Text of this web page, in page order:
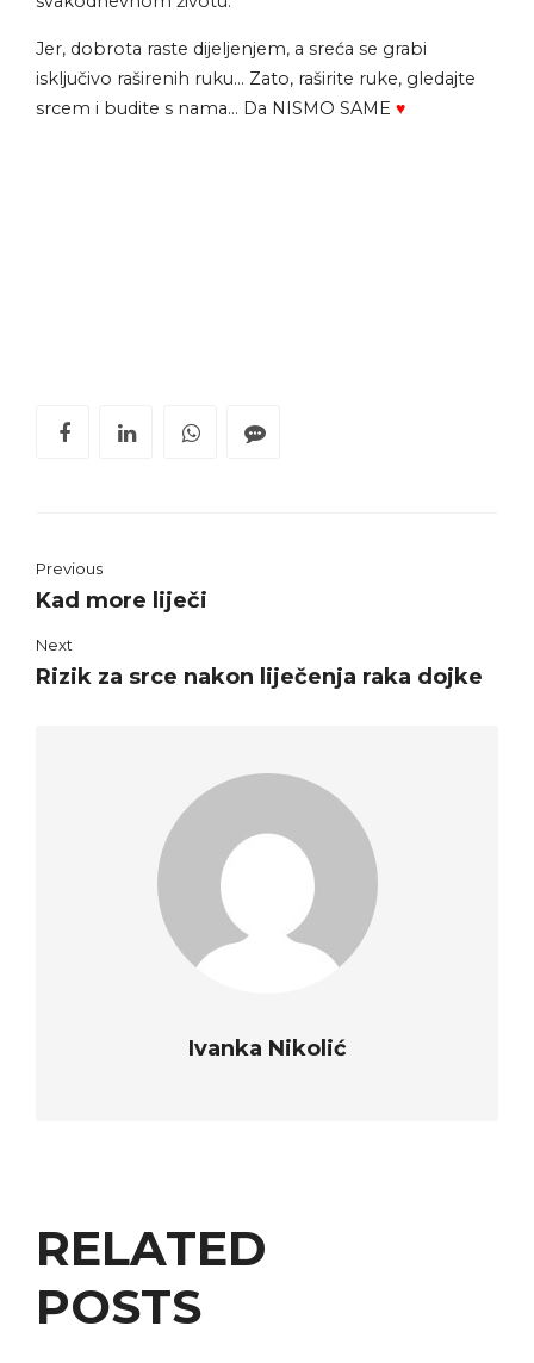
Jer, dobrota raste dijeljenjem, a sreća se grabi
isključivo raširenih ruku… Zato, raširite ruke, gledajte
srcem i budite s nama… Da NISMO SAME ♥
Previous
Kad more liječi
Next
Rizik za srce nakon liječenja raka dojke
Ivanka Nikolić
RELATED
POSTS